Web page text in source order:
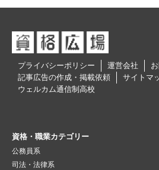
プライバシーポリシー 運営会社
記事広告の作成・掲載依頼
サイトマ
ウェルカム通信制高校
資格・職業カテゴリー
公務員系
司法・法律系